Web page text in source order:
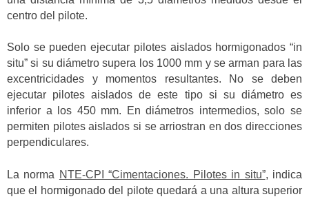
centro del pilote.
Solo se pueden ejecutar pilotes aislados hormigonados “in
situ” si su diámetro supera los 1000 mm y se arman para las
excentricidades y momentos resultantes. No se deben
ejecutar pilotes aislados de este tipo si su diámetro es
inferior a los 450 mm. En diámetros intermedios, solo se
permiten pilotes aislados si se arriostran en dos direcciones
perpendiculares.
La norma NTE-CPI “Cimentaciones. Pilotes in situ”, indica
que el hormigonado del pilote quedará a una altura superior